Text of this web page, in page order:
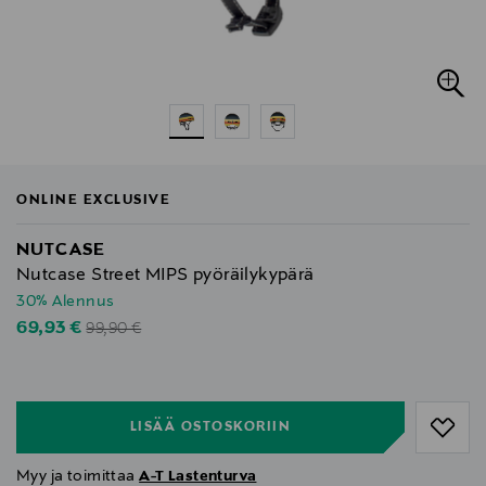
ONLINE EXCLUSIVE
NUTCASE
Nutcase Street MIPS pyöräilykypärä
30% Alennus
Discounted Price
69,93 €Original Price
99,90 €
LISÄÄ OSTOSKORIIN
Myy ja toimittaaA-T Lastenturva